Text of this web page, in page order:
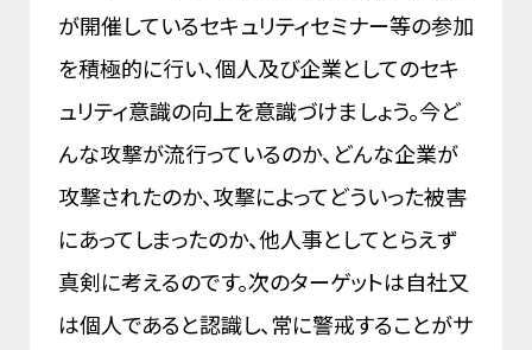
が開催しているセキュリティセミナー等の参加
を積極的に行い、個人及び企業としてのセキ
ュリティ意識の向上を意識づけましょう。今ど
んな攻撃が流行っているのか、どんな企業が
攻撃されたのか、攻撃によってどういった被害
にあってしまったのか、他人事としてとらえず
真剣に考えるのです。次のターゲットは自社又
は個人であると認識し、常に警戒することがサ